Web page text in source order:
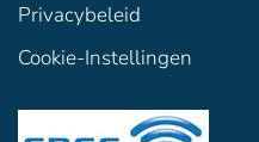
Privacybeleid
Cookie-Instellingen